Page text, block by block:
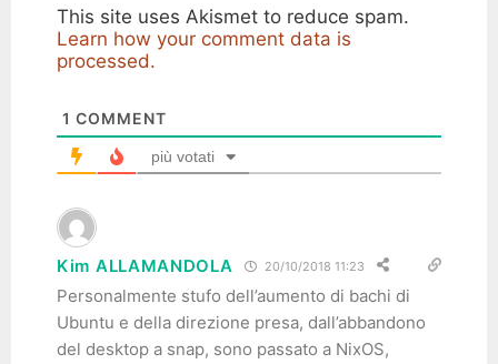
This site uses Akismet to reduce spam.
Learn how your comment data is
processed.
1 COMMENT
più votati
Kim ALLAMANDOLA 20/10/2018 11:23
Personalmente stufo dell’aumento di bachi di
Ubuntu e della direzione presa, dall’abbandono
del desktop a snap, sono passato a NixOS,